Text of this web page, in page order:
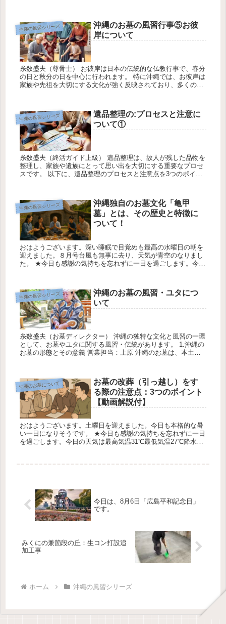
沖縄の風習シリーズ
沖縄のお墓の風習行事⑤お彼
岸について
糸数盛夫（尊骨士） お彼岸は日本の伝統的な仏教行事で、春分
の日と秋分の日を中心に行われます。 特に沖縄では、お彼岸は
家族や先祖を大切にする文化が強く反映されており、多くの家
沖縄の風習シリーズ
遺品整理の:プロセスと注意に
ついて①
糸数盛夫（終活ガイド上級） 遺品整理は、故人が残した品物を
整理し、家族や遺族にとって思い出を大切にする重要なプロセ
スです。 以下に、遺品整理のプロセスと注意点を3つのポイン
沖縄の風習シリーズ
沖縄独自のお墓文化「亀甲
墓」とは、その歴史と特徴に
ついて！
おはようございます。深い睡眠で目覚めも最高の水曜日の朝を
迎えました。８月号台風も無事に去り、天気が青空のなりまし
た。 ★今日も感謝の気持ちを忘れずに一日を過ごします。今日
沖縄の風習シリーズ
沖縄のお墓の風習・ユタにつ
いて
糸数盛夫（お墓ディレクター） 沖縄の独特な文化と風習の一環
として、お墓やユタに関する風習・伝統があります。 1.沖縄の
お墓の形態とその意義 営業担当：上原 沖縄のお墓は、本土の
沖縄のお墓について
お墓の改葬（引っ越し）をす
る際の注意点：3つのポイント
【動画解説付】
おはようございます。土曜日を迎えました。今日も本格的な暑
い一日になりそうです。 ★今日も感謝の気持ちを忘れずに一日
を過ごします。今日の天気は最高気温31℃最低気温27℃降水確
今日は、8月6日「広島平和記念日」
です。
みくにの兼箇段の丘：生コン打設追
加工事
ホーム 沖縄の風習シリーズ